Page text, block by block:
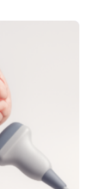
– unter
2025 in
für
in